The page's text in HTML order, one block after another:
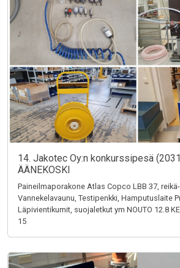
14. Jakotec Oy:n konkurssipesä
ÄÄNEKOSKI
Paineilmaporakone Atlas Copco LBB 37,
Vannekelavaunu, Testipenkki, Hamputuslaite
Läpivientikumit, suojaletkut ym NOUTO 12.8
15